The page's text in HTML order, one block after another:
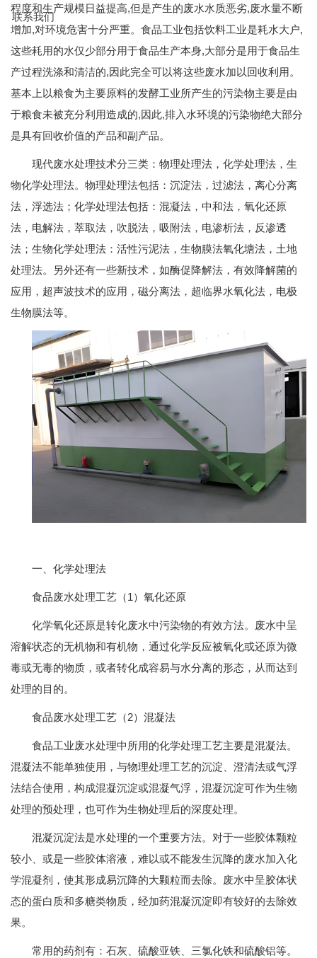
联系我们
程度和生产规模日益提高,但是产生的废水水质恶劣,废水量不断
增加,对环境危害十分严重。食品工业包括饮料工业是耗水大户,
这些耗用的水仅少部分用于食品生产本身,大部分是用于食品生
产过程洗涤和清洁的,因此完全可以将这些废水加以回收利用。
基本上以粮食为主要原料的发酵工业所产生的污染物主要是由
于粮食未被充分利用造成的,因此,排入水环境的污染物绝大部分
是具有回收价值的产品和副产品。
现代废水处理技术分三类：物理处理法，化学处理法，生
物化学处理法。物理处理法包括：沉淀法，过滤法，离心分离
法，浮选法；化学处理法包括：混凝法，中和法，氧化还原
法，电解法，萃取法，吹脱法，吸附法，电渗析法，反渗透
法；生物化学处理法：活性污泥法，生物膜法氧化塘法，土地
处理法。另外还有一些新技术，如酶促降解法，有效降解菌的
应用，超声波技术的应用，磁分离法，超临界水氧化法，电极
生物膜法等。
一、化学处理法
食品废水处理工艺（1）氧化还原
化学氧化还原是转化废水中污染物的有效方法。废水中呈
溶解状态的无机物和有机物，通过化学反应被氧化或还原为微
毒或无毒的物质，或者转化成容易与水分离的形态，从而达到
处理的目的。
食品废水处理工艺（2）混凝法
食品工业废水处理中所用的化学处理工艺主要是混凝法。
混凝法不能单独使用，与物理处理工艺的沉淀、澄清法或气浮
法结合使用，构成混凝沉淀或混凝气浮，混凝沉淀可作为生物
处理的预处理，也可作为生物处理后的深度处理。
混凝沉淀法是水处理的一个重要方法。对于一些胶体颗粒
较小、或是一些胶体溶液，难以或不能发生沉降的废水加入化
学混凝剂，使其形成易沉降的大颗粒而去除。废水中呈胶体状
态的蛋白质和多糖类物质，经加药混凝沉淀即有较好的去除效
果。
常用的药剂有：石灰、硫酸亚铁、三氯化铁和硫酸铝等。